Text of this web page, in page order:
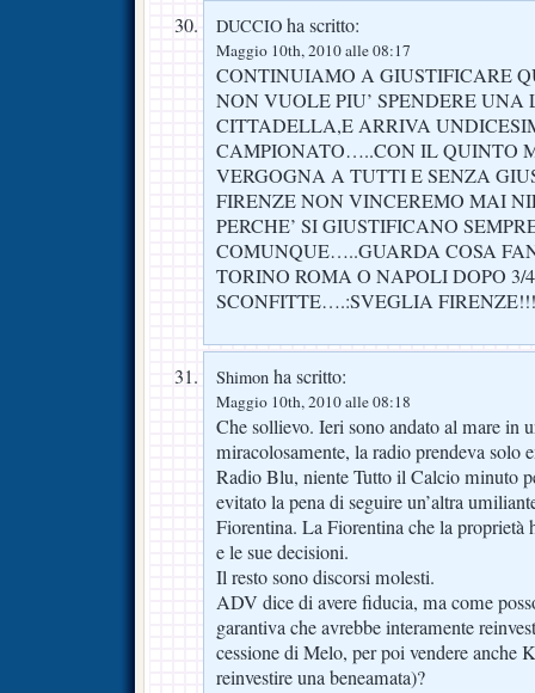
DUCCIO ha scritto:
Maggio 10th, 2010 alle 08:17
CONTINUIAMO A GIUSTIFICARE
NON VUOLE PIU’ SPENDERE
CITTADELLA,E ARRIVA
CAMPIONATO…..CON IL QUINTO
VERGOGNA A TUTTI E SENZA
FIRENZE NON VINCEREMO MAI
PERCHE’ SI GIUSTIFICANO
COMUNQUE…..GUARDA COSA
TORINO ROMA O NAPOLI DOPO 3/4
SCONFITTE….:SVEGLIA
Shimon ha scritto:
Maggio 10th, 2010 alle 08:18
Che sollievo. Ieri sono andato al mare in
miracolosamente, la radio prendeva solo
Radio Blu, niente Tutto il Calcio minuto
evitato la pena di seguire un’altra
Fiorentina. La Fiorentina che la proprietà
e le sue decisioni.
Il resto sono discorsi molesti.
ADV dice di avere fiducia, ma come
garantiva che avrebbe interamente
cessione di Melo, per poi vendere anche
reinvestire una beneamata)?